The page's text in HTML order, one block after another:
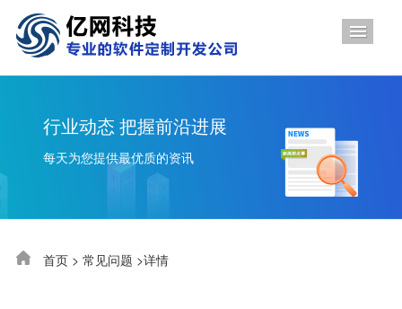
行业动态 把握前沿进展
每天为您提供最优质的资讯
首页 > 常见问题 >详情